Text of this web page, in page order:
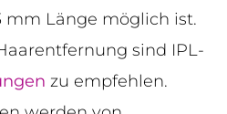
mm Länge möglich ist.
sind IPL-
zu empfehlen.